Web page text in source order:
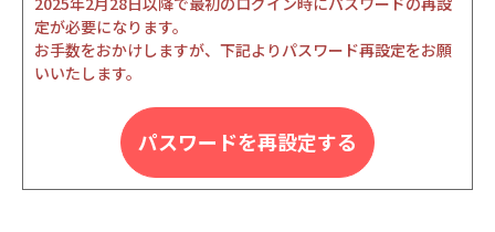
定が必要になります。
お手数をおかけしますが、下記よりパスワード再設定をお願
いいたします。
パスワードを再設定する